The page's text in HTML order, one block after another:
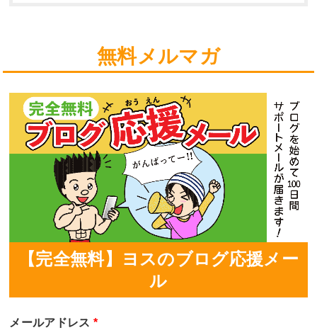
無料メルマガ
【完全無料】ヨスのブログ応援メー
ル
メールアドレス *